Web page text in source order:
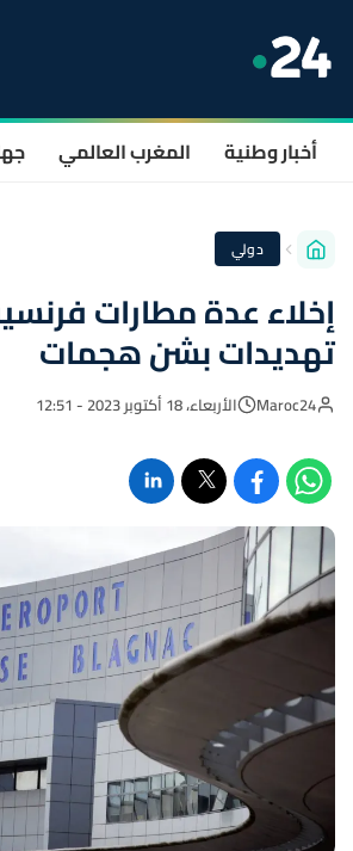
أخبار وطنية المغرب العالمي
دولي
إخلاء عدة مطارات
تهديدات بشن هجمات
Maroc24 الأربعاء، 18 أكتوبر 2023 - 12:51